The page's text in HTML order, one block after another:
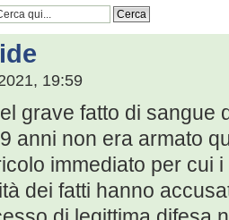
19:59
grave fatto di sangue
anni non era armato
immediato per cui
dei fatti hanno